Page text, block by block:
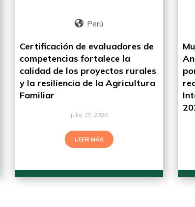
Perú
Certificación de evaluadores de
competencias fortalece la
calidad de los proyectos rurales
y la resiliencia de la Agricultura
Familiar
julio 17, 2026
LEER MÁS